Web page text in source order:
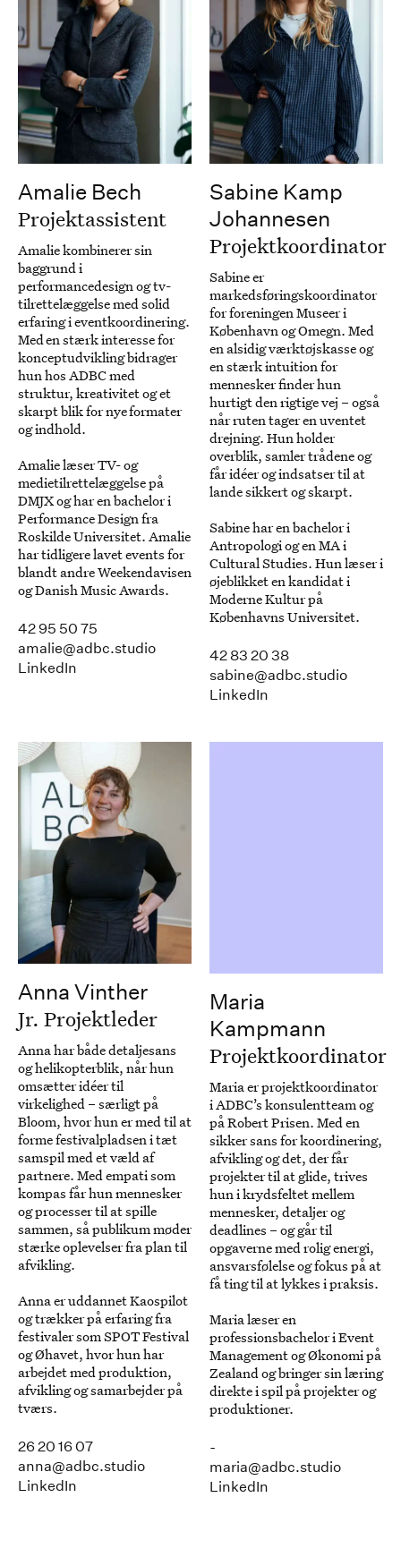
Amalie Bech
Projektassistent
Amalie kombinerer sin
baggrund i
performancedesign og tv-
tilrettelæggelse med solid
erfaring i eventkoordinering.
Med en stærk interesse for
konceptudvikling bidrager
hun hos ADBC med
struktur, kreativitet og et
skarpt blik for nye formater
og indhold.
Amalie læser TV- og
medietilrettelæggelse på
DMJX og har en bachelor i
Performance Design fra
Roskilde Universitet. Amalie
har tidligere lavet events for
blandt andre Weekendavisen
og Danish Music Awards.
42 95 50 75
amalie@adbc.studio
LinkedIn
Sabine Kamp
Johannesen
Projektkoordinator
Sabine er
markedsføringskoordinator
for foreningen Museer i
København og Omegn. Med
en alsidig værktøjskasse og
en stærk intuition for
mennesker finder hun
hurtigt den rigtige vej – også
når ruten tager en uventet
drejning. Hun holder
overblik, samler trådene og
får idéer og indsatser til at
lande sikkert og skarpt.
Sabine har en bachelor i
Antropologi og en MA i
Cultural Studies. Hun læser i
øjeblikket en kandidat i
Moderne Kultur på
Københavns Universitet.
42 83 20 38
sabine@adbc.studio
LinkedIn
Anna Vinther
Jr. Projektleder
Anna har både detaljesans
og helikopterblik, når hun
omsætter idéer til
virkelighed – særligt på
Bloom, hvor hun er med til at
forme festivalpladsen i tæt
samspil med et væld af
partnere. Med empati som
kompas får hun mennesker
og processer til at spille
sammen, så publikum møder
stærke oplevelser fra plan til
afvikling.
Anna er uddannet Kaospilot
og trækker på erfaring fra
festivaler som SPOT Festival
og Øhavet, hvor hun har
arbejdet med produktion,
afvikling og samarbejder på
tværs.
26 20 16 07
anna@adbc.studio
LinkedIn
Maria
Kampmann
Projektkoordinator
Maria er projektkoordinator
i ADBC’s konsulentteam og
på Robert Prisen. Med en
sikker sans for koordinering,
afvikling og det, der får
projekter til at glide, trives
hun i krydsfeltet mellem
mennesker, detaljer og
deadlines – og går til
opgaverne med rolig energi,
ansvarsfølelse og fokus på at
få ting til at lykkes i praksis.
Maria læser en
professionsbachelor i Event
Management og Økonomi på
Zealand og bringer sin læring
direkte i spil på projekter og
produktioner.
-
maria@adbc.studio
LinkedIn